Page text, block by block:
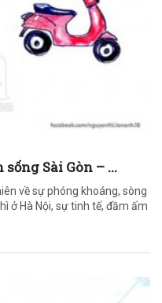
Sài Gòn – ...
về sự phóng khoáng, sòng
ở Hà Nội, sự tinh tế, đầm ấm